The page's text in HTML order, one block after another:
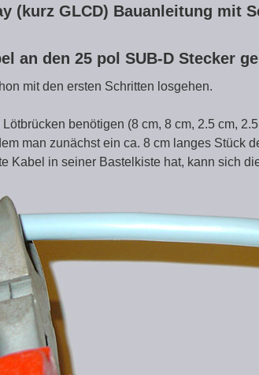
(kurz GLCD) Bauanleitung mit
an den 25 pol SUB-D Stecker
mit den ersten Schritten losgehen.
benötigen (8 cm, 8 cm, 2.5 cm,
man zunächst ein ca. 8 cm langes Stück
Kabel in seiner Bastelkiste hat, kann sich